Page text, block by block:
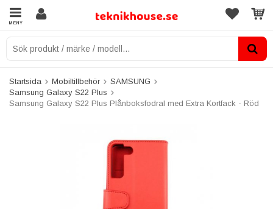
MENY
Startsida Mobiltillbehör
SAMSUNG
Samsung Galaxy S22 Plus
Samsung Galaxy S22 Plus Plånboksfodral med Extra Kortfack - Röd